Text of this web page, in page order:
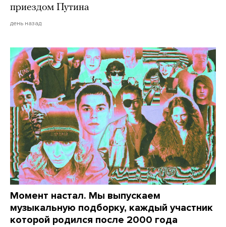
приездом Путина
день назад
Момент настал. Мы выпускаем
музыкальную подборку, каждый участник
которой родился после 2000 года